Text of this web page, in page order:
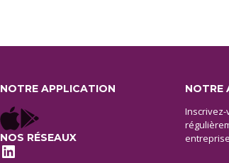
NOTRE APPLICATION
NOS RÉSEAUX
LinkedIn
NOTRE